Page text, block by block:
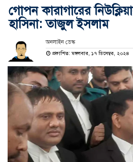
গোপন কারাগারের
হাসিনা: তাজুল ইসলাম
অনলাইন ডেস্ক
প্রকাশিত: মঙ্গলবার, ১৭ ডিসেম্বর, ২০২৪